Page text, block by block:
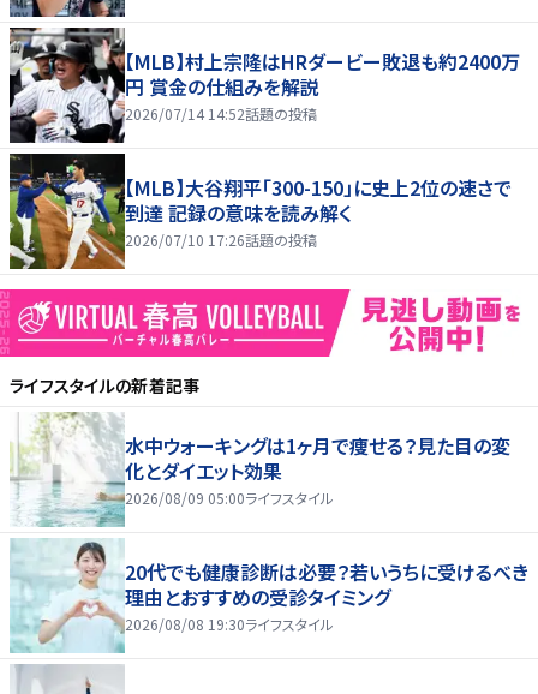
【MLB】村上宗隆はHRダービー敗退も約2400万
円 賞金の仕組みを解説
2026/07/14 14:52話題の投稿
【MLB】大谷翔平「300-150」に史上2位の速さで
到達 記録の意味を読み解く
2026/07/10 17:26話題の投稿
ライフスタイルの新着記事
水中ウォーキングは1ヶ月で痩せる？見た目の変
化とダイエット効果
2026/08/09 05:00ライフスタイル
20代でも健康診断は必要？若いうちに受けるべき
理由とおすすめの受診タイミング
2026/08/08 19:30ライフスタイル